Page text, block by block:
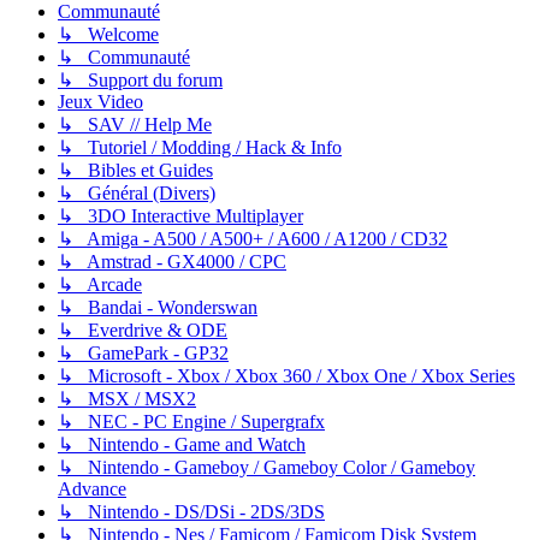
Communauté
↳ Welcome
↳ Communauté
↳ Support du forum
Jeux Video
↳ SAV // Help Me
↳ Tutoriel / Modding / Hack & Info
↳ Bibles et Guides
↳ Général (Divers)
↳ 3DO Interactive Multiplayer
↳ Amiga - A500 / A500+ / A600 / A1200 / CD32
↳ Amstrad - GX4000 / CPC
↳ Arcade
↳ Bandai - Wonderswan
↳ Everdrive & ODE
↳ GamePark - GP32
↳ Microsoft - Xbox / Xbox 360 / Xbox One / Xbox Series
↳ MSX / MSX2
↳ NEC - PC Engine / Supergrafx
↳ Nintendo - Game and Watch
↳ Nintendo - Gameboy / Gameboy Color / Gameboy
Advance
↳ Nintendo - DS/DSi - 2DS/3DS
↳ Nintendo - Nes / Famicom / Famicom Disk System